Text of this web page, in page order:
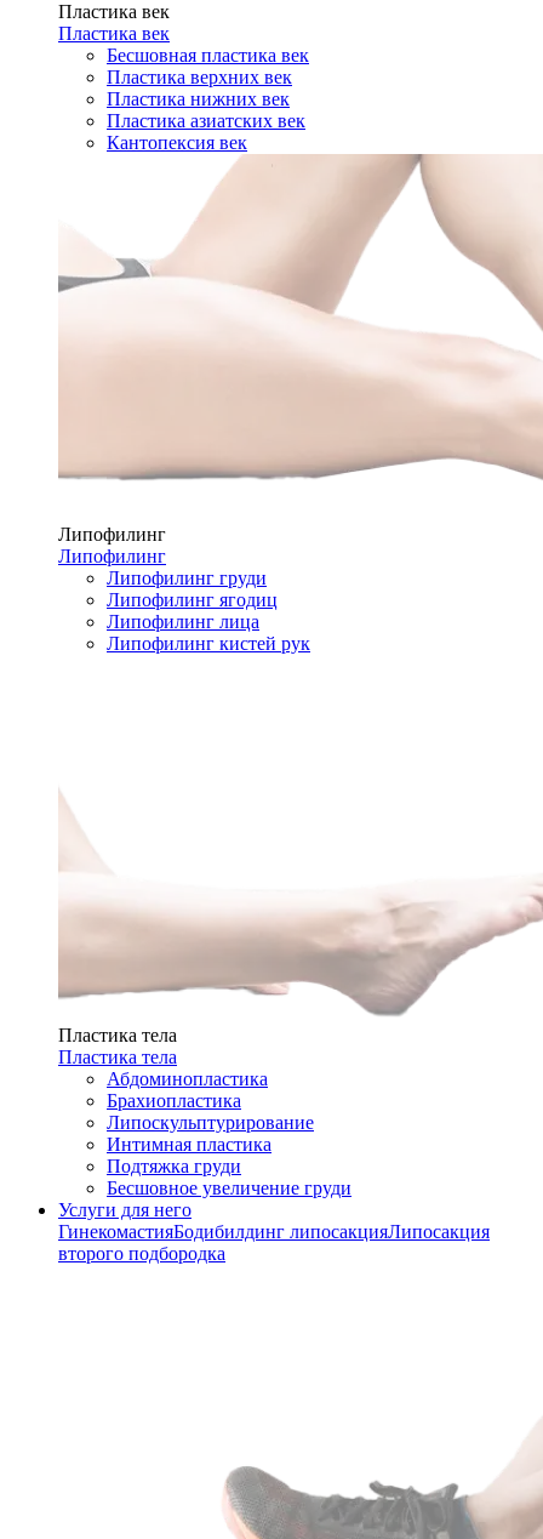
Пластика век
Пластика век
Бесшовная пластика век
Пластика верхних век
Пластика нижних век
Пластика азиатских век
Кантопексия век
Липофилинг
Липофилинг
Липофилинг груди
Липофилинг ягодиц
Липофилинг лица
Липофилинг кистей рук
Пластика тела
Пластика тела
Абдоминопластика
Брахиопластика
Липоскульптурирование
Интимная пластика
Подтяжка груди
Бесшовное увеличение груди
Услуги для него
ГинекомастияБодибилдинг липосакцияЛипосакция
второго подбородка